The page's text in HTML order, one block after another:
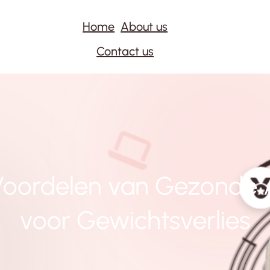
Home About us
Contact us
van Gezonde
voor Gewichtsverlies